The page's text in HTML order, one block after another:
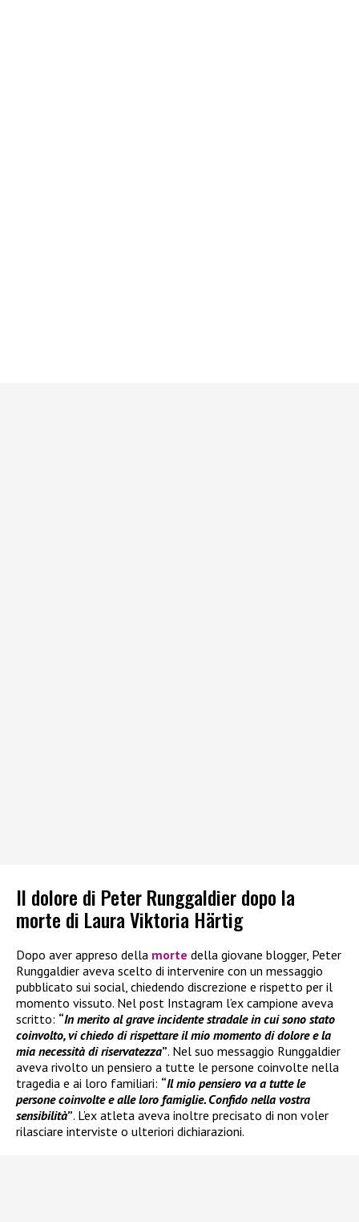
Il dolore di Peter Runggaldier dopo la
morte di Laura Viktoria Härtig
Dopo aver appreso della morte della giovane blogger, Peter
Runggaldier aveva scelto di intervenire con un messaggio
pubblicato sui social, chiedendo discrezione e rispetto per il
momento vissuto. Nel post Instagram l’ex campione aveva
scritto: “In merito al grave incidente stradale in cui sono stato
coinvolto, vi chiedo di rispettare il mio momento di dolore e la
mia necessità di riservatezza”. Nel suo messaggio Runggaldier
aveva rivolto un pensiero a tutte le persone coinvolte nella
tragedia e ai loro familiari: “Il mio pensiero va a tutte le
persone coinvolte e alle loro famiglie. Confido nella vostra
sensibilità”. L’ex atleta aveva inoltre precisato di non voler
rilasciare interviste o ulteriori dichiarazioni.